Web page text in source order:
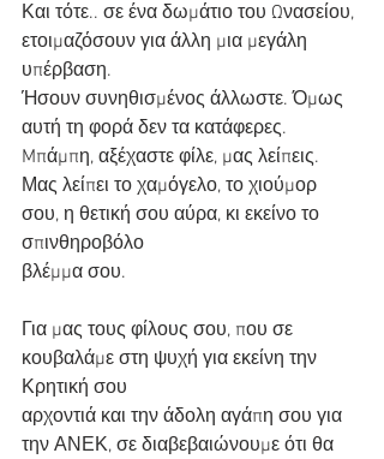
Και τότε.. σε ένα δωμάτιο του Ωνασείου,
ετοιμαζόσουν για άλλη μια μεγάλη
υπέρβαση.
Ήσουν συνηθισμένος άλλωστε. Όμως
αυτή τη φορά δεν τα κατάφερες.
Mπάμπη, αξέχαστε φίλε, μας λείπεις.
Μας λείπει το χαμόγελο, το χιούμορ
σου, η θετική σου αύρα, κι εκείνο το
σπινθηροβόλο
βλέμμα σου.
Για μας τους φίλους σου, που σε
κουβαλάμε στη ψυχή για εκείνη την
Κρητική σου
αρχοντιά και την άδολη αγάπη σου για
την ΑΝΕΚ, σε διαβεβαιώνουμε ότι θα